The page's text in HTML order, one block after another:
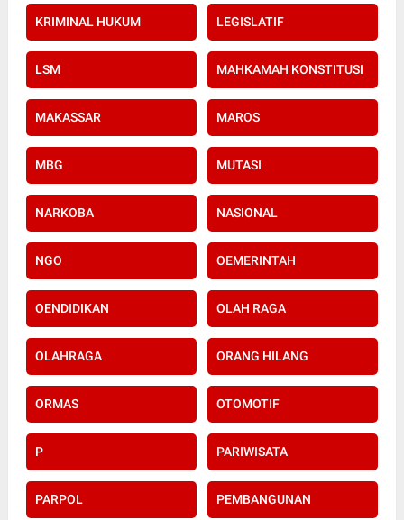
KRIMINAL HUKUM LEGISLATIF
LSM MAHKAMAH KONSTITUSI
MAKASSAR MAROS
MBG MUTASI
NARKOBA NASIONAL
NGO OEMERINTAH
OENDIDIKAN OLAH RAGA
OLAHRAGA ORANG HILANG
ORMAS OTOMOTIF
P PARIWISATA
PARPOL PEMBANGUNAN